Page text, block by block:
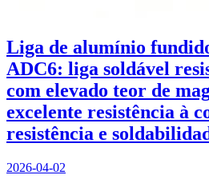
Liga de alumínio
ADC6: liga soldável
com elevado teor de
excelente resistência à
resistência e
2026-04-02